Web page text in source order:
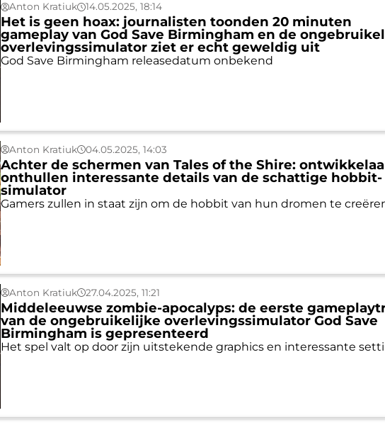
Anton Kratiuk 14.05.2025, 18:14
Het is geen hoax: journalisten toonden 20 minuten
gameplay van God Save Birmingham en de
overlevingssimulator ziet er echt geweldig uit
God Save Birmingham releasedatum onbekend
Anton Kratiuk 04.05.2025, 14:03
Achter de schermen van Tales of the Shire:
onthullen interessante details van de schattige hobbit-
simulator
Gamers zullen in staat zijn om de hobbit van hun dromen te
Anton Kratiuk 27.04.2025, 11:21
Middeleeuwse zombie-apocalyps: de eerste
van de ongebruikelijke overlevingssimulator God Save
Birmingham is gepresenteerd
Het spel valt op door zijn uitstekende graphics en interessante